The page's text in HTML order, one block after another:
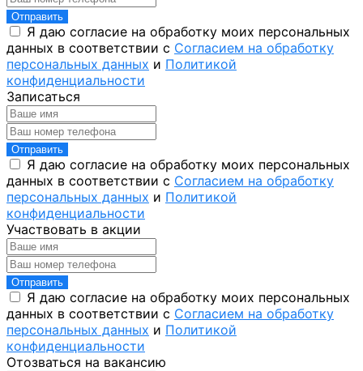
Отправить
Я даю согласие на обработку моих персональных
данных в соответствии с Согласием на обработку
персональных данных и Политикой
конфиденциальности
Записаться
Отправить
Я даю согласие на обработку моих персональных
данных в соответствии с Согласием на обработку
персональных данных и Политикой
конфиденциальности
Участвовать в акции
Отправить
Я даю согласие на обработку моих персональных
данных в соответствии с Согласием на обработку
персональных данных и Политикой
конфиденциальности
Отозваться на вакансию